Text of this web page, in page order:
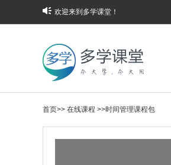
欢迎来到多学课堂！
首页>> 在线课程 >>时间管理课程包